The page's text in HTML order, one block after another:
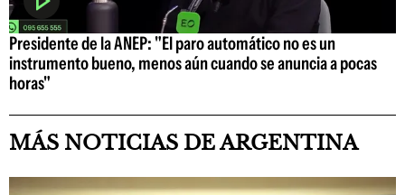
Presidente de la ANEP: "El paro automático no es un
instrumento bueno, menos aún cuando se anuncia a pocas
horas"
MÁS NOTICIAS DE ARGENTINA